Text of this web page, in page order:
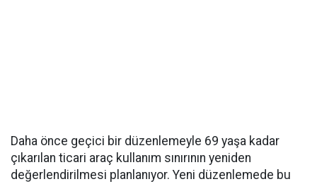
Daha önce geçici bir düzenlemeyle 69 yaşa kadar
çıkarılan ticari araç kullanım sınırının yeniden
değerlendirilmesi planlanıyor. Yeni düzenlemede bu